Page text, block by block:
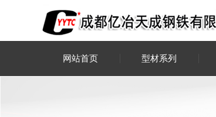
网站首页 型材系列